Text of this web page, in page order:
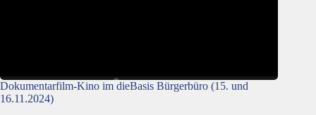
Dokumentarfilm-Kino im dieBasis Bürgerbüro (15. und
16.11.2024)